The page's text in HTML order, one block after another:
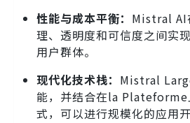
性能与成本平衡： Mistral AI
理、透明度和可信度之间实
用户群体。
现代化技术栈： Mistral
能，并结合在la Plateforme
式，可以进行规模化的应用